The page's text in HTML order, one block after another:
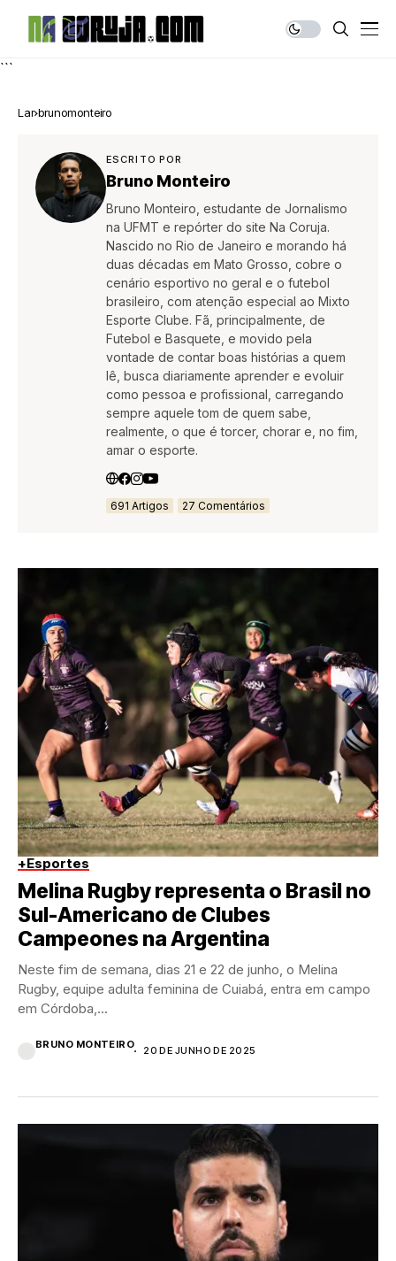
```
Lar brunomonteiro
ESCRITO POR
Bruno Monteiro
Bruno Monteiro, estudante de Jornalismo
na UFMT e repórter do site Na Coruja.
Nascido no Rio de Janeiro e morando há
duas décadas em Mato Grosso, cobre o
cenário esportivo no geral e o futebol
brasileiro, com atenção especial ao Mixto
Esporte Clube. Fã, principalmente, de
Futebol e Basquete, e movido pela
vontade de contar boas histórias a quem
lê, busca diariamente aprender e evoluir
como pessoa e profissional, carregando
sempre aquele tom de quem sabe,
realmente, o que é torcer, chorar e, no fim,
amar o esporte.
691 Artigos 27 Comentários
+Esportes
Melina Rugby representa o Brasil no
Sul-Americano de Clubes
Campeones na Argentina
Neste fim de semana, dias 21 e 22 de junho, o Melina
Rugby, equipe adulta feminina de Cuiabá, entra em campo
em Córdoba,...
BRUNO MONTEIRO
20 DE JUNHO DE 2025